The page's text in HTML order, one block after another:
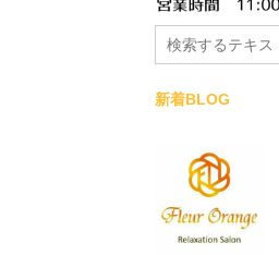
新着BLOG